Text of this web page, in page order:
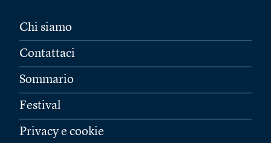
Chi siamo
Contattaci
Sommario
Festival
Privacy e cookie